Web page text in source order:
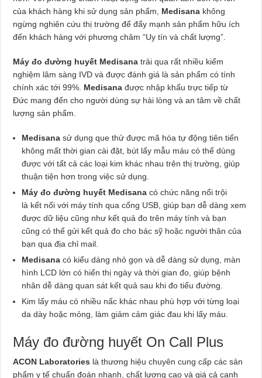
của khách hàng khi sử dụng sản phẩm, Medisana không
ngừng nghiên cứu thị trường để đẩy mạnh sản phẩm hữu ích
đến khách hàng với phương châm “Uy tín và chất lượng”.
Máy đo đường huyết Medisana trải qua rất nhiều kiểm
nghiệm lâm sàng IVD và được đánh giá là sản phẩm có tính
chính xác tới 99%. Medisanađược nhập khẩu trực tiếp từ
Đức mang đến cho người dùng sự hài lòng và an tâm về chất
lượng sản phẩm.
Medisanasử dụng que thử được mã hóa tự động tiên tiến
không mất thời gian cài đặt, bút lấy mẫu máu có thể dùng
được với tất cả các loại kim khác nhau trên thị trường, giúp
thuận tiện hơn trong việc sử dụng.
Máy đo đường huyết Medisana có chức năng nổi trội
là kết nối với máy tính qua cổng USB, giúp bạn dễ dàng xem
được dữ liệu cũng như kết quả đo trên máy tính và bạn
cũng có thể gửi kết quả đo cho bác sỹ hoặc người thân của
bạn qua địa chỉ mail.
Medisana có kiểu dáng nhỏ gọn và dễ dàng sử dụng, màn
hình LCD lớn có hiển thị ngày và thời gian đo, giúp bệnh
nhân dễ dàng quan sát kết quả sau khi đo tiểu đường.
Kim lấy máu có nhiều nấc khác nhau phù hợp với từng loại
da dày hoặc mỏng, làm giảm cảm giác đau khi lấy máu.
Máy đo đường huyết On Call Plus
ACON Laboratories là thương hiệu chuyên cung cấp các sản
phẩm y tế chuẩn đoán nhanh, chất lượng cao và giá cả cạnh